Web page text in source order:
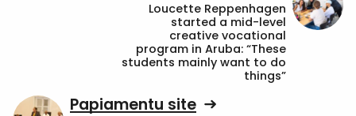
Loucette Reppenhagen
started a mid-level
creative vocational
program in Aruba: “These
students mainly want to do
things”
Papiamentu site